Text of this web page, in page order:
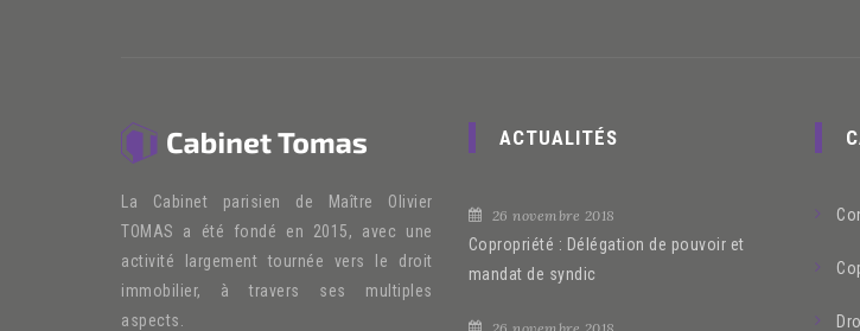
La Cabinet parisien de Maître Olivier
TOMAS a été fondé en 2015, avec une
activité largement tournée vers le droit
immobilier, à travers ses multiples
aspects.
ACTUALITÉS
26 novembre 2018
Copropriété : Délégation de pouvoir et
mandat de syndic